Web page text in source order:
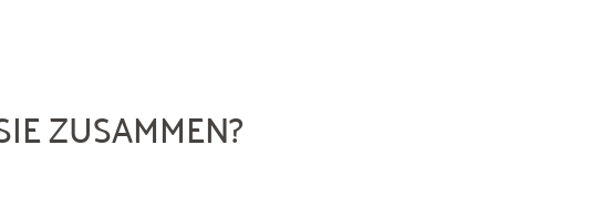
ZUSAMMEN?